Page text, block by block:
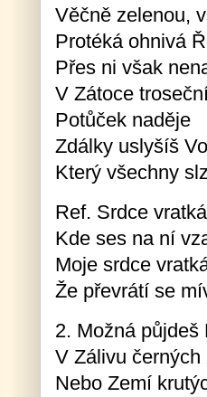
Věčně zelenou,
Protéká ohnivá
Přes ni však
V Zátoce
Potůček naděje
Zdálky uslyšíš
Který všechny
Ref. Srdce
Kde ses na ní
Moje srdce
Že převrátí se
2. Možná
V Zálivu černých
Nebo Zemí